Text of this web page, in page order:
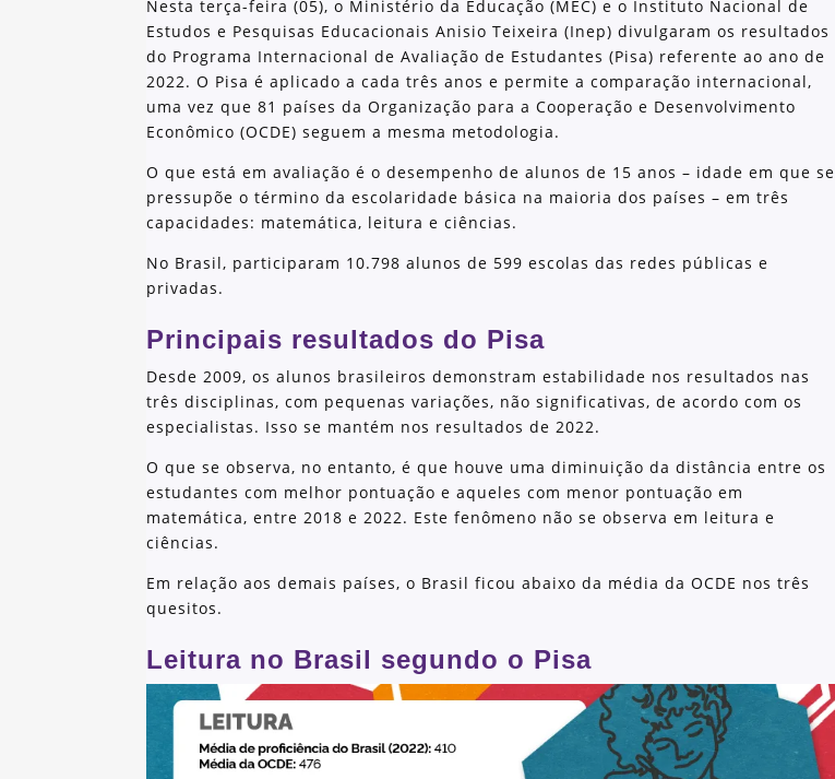
Nesta terça-feira (05), o Ministério da Educação (MEC) e o Instituto Nacional de
Estudos e Pesquisas Educacionais Anisio Teixeira (Inep) divulgaram os resultados
do Programa Internacional de Avaliação de Estudantes (Pisa) referente ao ano de
2022. O Pisa é aplicado a cada três anos e permite a comparação internacional,
uma vez que 81 países da Organização para a Cooperação e Desenvolvimento
Econômico (OCDE) seguem a mesma metodologia.
O que está em avaliação é o desempenho de alunos de 15 anos – idade em que se
pressupõe o término da escolaridade básica na maioria dos países – em três
capacidades: matemática, leitura e ciências.
No Brasil, participaram 10.798 alunos de 599 escolas das redes públicas e
privadas.
Principais resultados do Pisa
Desde 2009, os alunos brasileiros demonstram estabilidade nos resultados nas
três disciplinas, com pequenas variações, não significativas, de acordo com os
especialistas. Isso se mantém nos resultados de 2022.
O que se observa, no entanto, é que houve uma diminuição da distância entre os
estudantes com melhor pontuação e aqueles com menor pontuação em
matemática, entre 2018 e 2022. Este fenômeno não se observa em leitura e
ciências.
Em relação aos demais países, o Brasil ficou abaixo da média da OCDE nos três
quesitos.
Leitura no Brasil segundo o Pisa